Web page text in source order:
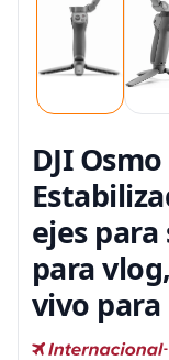
DJI
ejes
para
vivo